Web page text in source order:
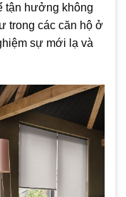
tận hưởng không
trong các căn hộ ở
sự mới lạ và